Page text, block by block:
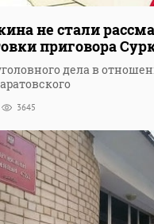
не стали
приговора
дела в
3645